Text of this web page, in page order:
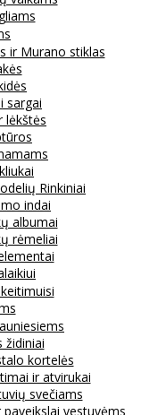
ir Murano stiklas
sargai
lėkštės
Rinkiniai
indai
albumai
rėmeliai
židiniai
kortelės
ir atvirukai
svečiams
vestuvėms